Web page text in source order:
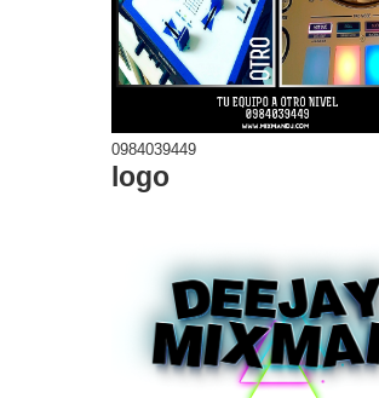
0984039449
logo